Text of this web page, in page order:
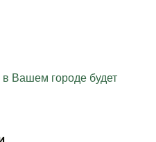
Вашем городе будет